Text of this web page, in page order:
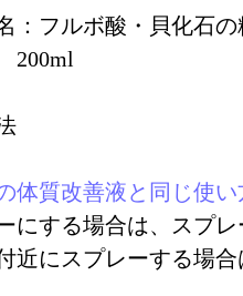
：フルボ酸・貝化石
200ml
体質改善液と同じ使
にする場合は、スプ
近にスプレーする場